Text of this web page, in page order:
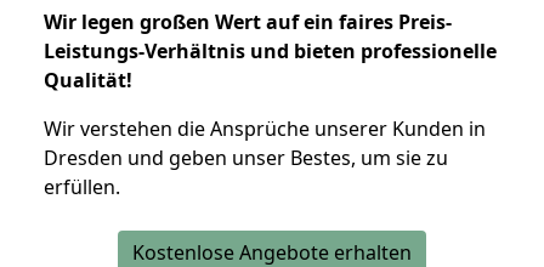
Wir legen großen Wert auf ein faires Preis-
Leistungs-Verhältnis und bieten professionelle
Qualität!
Wir verstehen die Ansprüche unserer Kunden in
Dresden und geben unser Bestes, um sie zu
erfüllen.
Kostenlose Angebote erhalten